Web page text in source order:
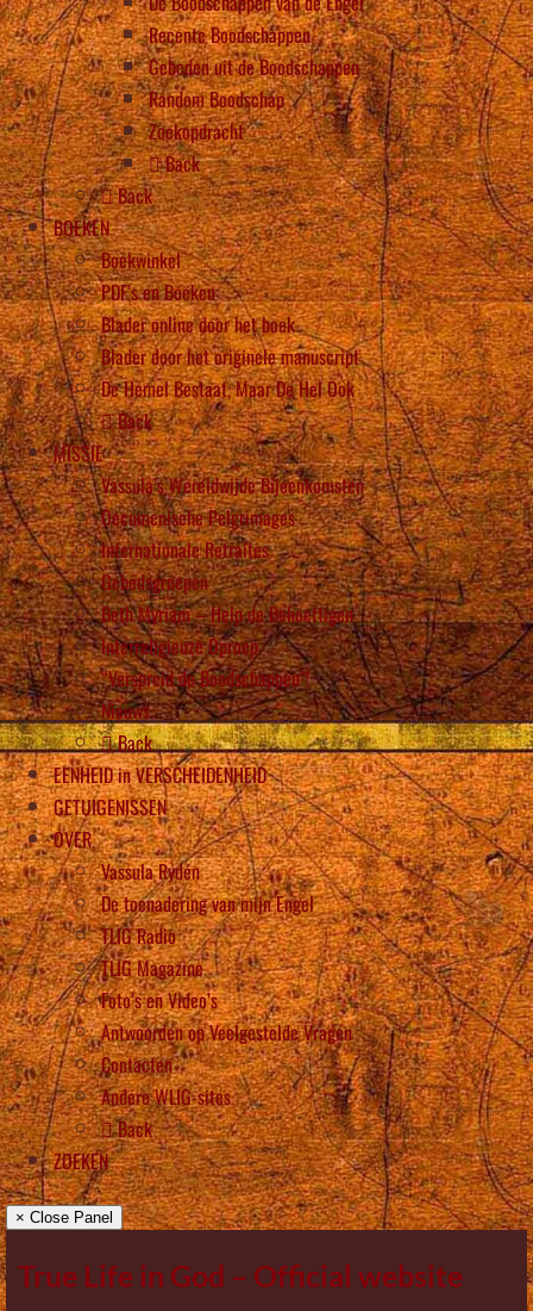
Recente Boodschappen
Gebeden uit de Boodschappen
Random Boodschap
Zoekopdracht
Back
Back
BOEKEN
Boekwinkel
PDF’s en Boeken
Blader online door het boek
Blader door het originele manuscript
De Hemel Bestaat, Maar De Hel Ook
Back
MISSIE
Vassula’s Wereldwijde Bijeenkomsten
Oecumenische Pelgrimages
Internationale Retraites
Gebedsgroepen
Beth Myriam – Help de Behoeftigen
Interreligieuze Oproep
“Verspreid de Boodschappen”!
Nieuws
Back
EENHEID in VERSCHEIDENHEID
GETUIGENISSEN
OVER
Vassula Rydén
De toenadering van mijn Engel
TLIG Radio
TLIG Magazine
Foto’s en Video’s
Antwoorden op Veelgestelde Vragen
Contacten
Andere WLIG-sites
Back
ZOEKEN
× Close Panel
True Life in God – Official website